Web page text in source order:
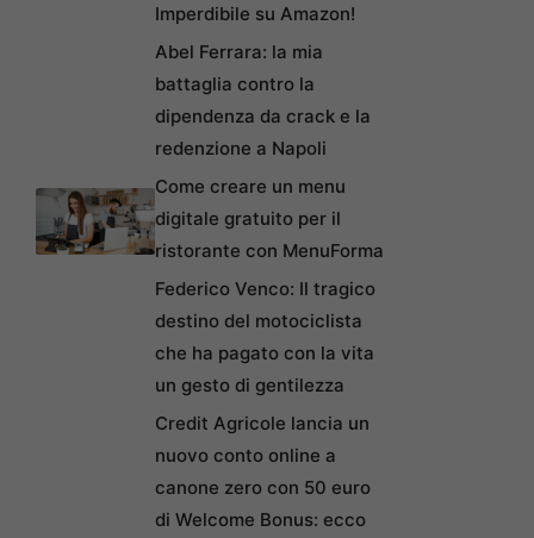
Imperdibile su Amazon!
Abel Ferrara: la mia
battaglia contro la
dipendenza da crack e la
redenzione a Napoli
Come creare un menu
digitale gratuito per il
ristorante con MenuForma
Federico Venco: Il tragico
destino del motociclista
che ha pagato con la vita
un gesto di gentilezza
Credit Agricole lancia un
nuovo conto online a
canone zero con 50 euro
di Welcome Bonus: ecco